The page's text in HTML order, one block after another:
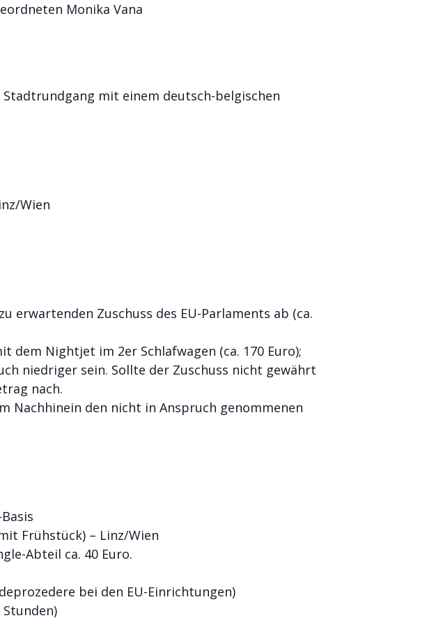
Monika Vana
mit einem deutsch-belgischen
Wien
erwartenden Zuschuss des EU-Parlaments ab (ca.
dem Nightjet im 2er Schlafwagen (ca. 170 Euro);
niedriger sein. Sollte der Zuschuss nicht gewährt
nach.
Nachhinein den nicht in Anspruch genommenen
Frühstück) – Linz/Wien
Abteil ca. 40 Euro.
bei den EU-Einrichtungen)